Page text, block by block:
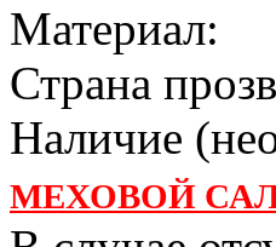
Страна
Наличие
МЕХОВОЙ